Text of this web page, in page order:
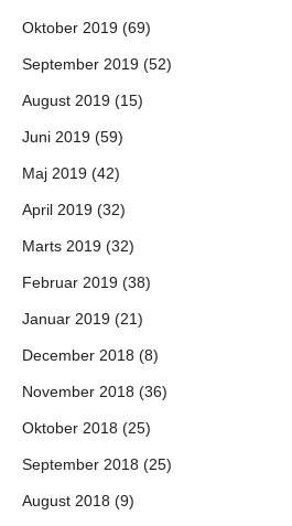
Oktober 2019 (69)
September 2019 (52)
August 2019 (15)
Juni 2019 (59)
Maj 2019 (42)
April 2019 (32)
Marts 2019 (32)
Februar 2019 (38)
Januar 2019 (21)
December 2018 (8)
November 2018 (36)
Oktober 2018 (25)
September 2018 (25)
August 2018 (9)